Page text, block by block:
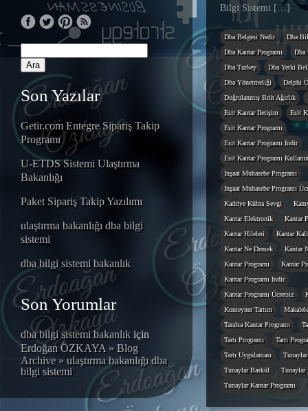
Son Yazılar
Getir.com Entegre Sipariş Takip
Programı
U-ETDS Sistemi Ulaştırma
Bakanlığı
Paket Sipariş Takip Yazılımı
ulaştırma bakanlığı dba bilgi
sistemi
dba bilgi sistemi bakanlık
Son Yorumlar
dba bilgi sistemi bakanlıkiçin
Erdoğan ÖZKAYA » Blog
Archive » ulaştırma bakanlığı dba
bilgi sistemi
Bilgi Sistemi […]
Dba Belgesi Nedir
Dba
Dba Kantar Programı
Dba
Dba Turkey
Dba Yetki
Dba Yönetmeliği
Delphi
Doğrulanmış Brüt Ağırlık
Esit Kantar Iletişim
Esit
Esit Kantar Programı
Esit Kantar Programı Indir
Esit Kantar Programı
Inşaat Muhasebe Programı
Inşaat Muhasebe Programı
Kadriye Kübra Sevgi
Kantar Elektronik
Kantar
Kantar Hileleri
Kantar
Kantar Ne Demek
Kantar
Kantar Programı
Kantar
Kantar Programı Indir
Kantar Programı Ücretsiz
Konteyner Tartım
Taralsa Kantar Programı
Tartı Programı
Tartı
Tartı Uygulaması
Tunaylar
Tunaylar Baskül
Tunaylar
Tunaylar Kantar Programı